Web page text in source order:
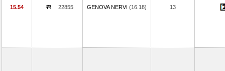
15.54 22855 GENOVA NERVI (16.18) 13